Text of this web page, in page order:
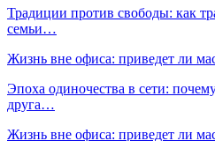
Традиции против свободы: как
семьи…
Жизнь вне офиса: приведет ли
Эпоха одиночества в сети:
друга…
Жизнь вне офиса: приведет ли